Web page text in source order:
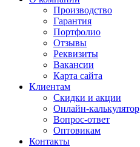
Производство
Гарантия
Портфолио
Отзывы
Реквизиты
Вакансии
Карта сайта
Клиентам
Скидки и акции
Онлайн-калькулятор
Вопрос-ответ
Оптовикам
Контакты